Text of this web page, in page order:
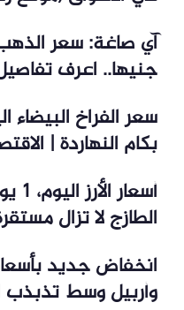
جنيها.. اعرف تفاصيل
سعر الفراخ البيضاء
بكام النهاردة |
الطازج لا تزال
انخفاض جديد
وأربيل وسط تذبذب